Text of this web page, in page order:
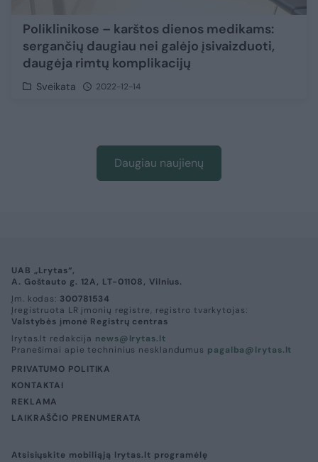
Poliklinikose – karštos dienos medikams:
sergančių daugiau nei galėjo įsivaizduoti,
daugėja rimtų komplikacijų
Sveikata 2022-12-14
Daugiau naujienų
UAB „Lrytas“,
A. Goštauto g. 12A, LT-01108, Vilnius.
Įm. kodas: 300781534
Įregistruota LR įmonių registre, registro tvarkytojas:
Valstybės įmonė Registrų centras
lrytas.lt redakcija news@lrytas.lt
Pranešimai apie techninius nesklandumus pagalba@lrytas.lt
PRIVATUMO POLITIKA
KONTAKTAI
REKLAMA
LAIKRAŠČIO PRENUMERATA
Atsisiųskite mobiliąją lrytas.lt programėlę